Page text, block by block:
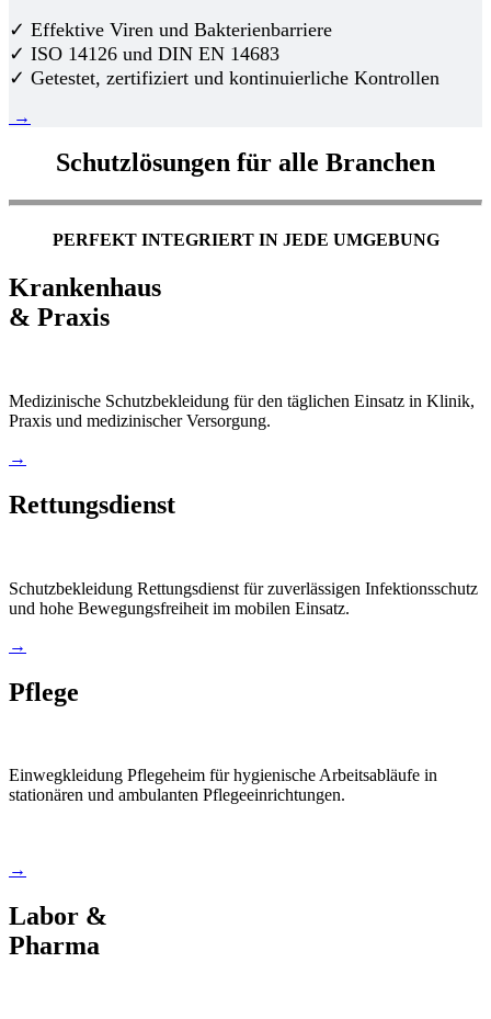
✓ Effektive Viren und Bakterienbarriere
✓ ISO 14126 und DIN EN 14683
✓ Getestet, zertifiziert und kontinuierliche Kontrollen
→
Schutzlösungen für alle Branchen
PERFEKT INTEGRIERT IN JEDE UMGEBUNG
Krankenhaus
& Praxis
Medizinische Schutzbekleidung für den täglichen Einsatz in Klinik,
Praxis und medizinischer Versorgung.
→
Rettungsdienst
Schutzbekleidung Rettungsdienst für zuverlässigen Infektionsschutz
und hohe Bewegungsfreiheit im mobilen Einsatz.
→
Pflege
Einwegkleidung Pflegeheim für hygienische Arbeitsabläufe in
stationären und ambulanten Pflegeeinrichtungen.
→
Labor &
Pharma